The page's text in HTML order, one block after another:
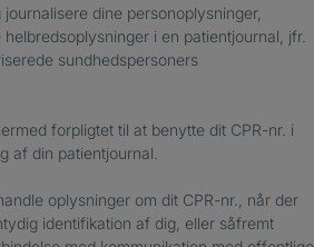
dine personoplysninger,
i en patientjournal, jfr.
sundhedspersoners
forpligtet til at benytte dit CPR-nr. i
af din patientjournal.
oplysninger om dit CPR-nr., når der
identifikation af dig, eller såfremt